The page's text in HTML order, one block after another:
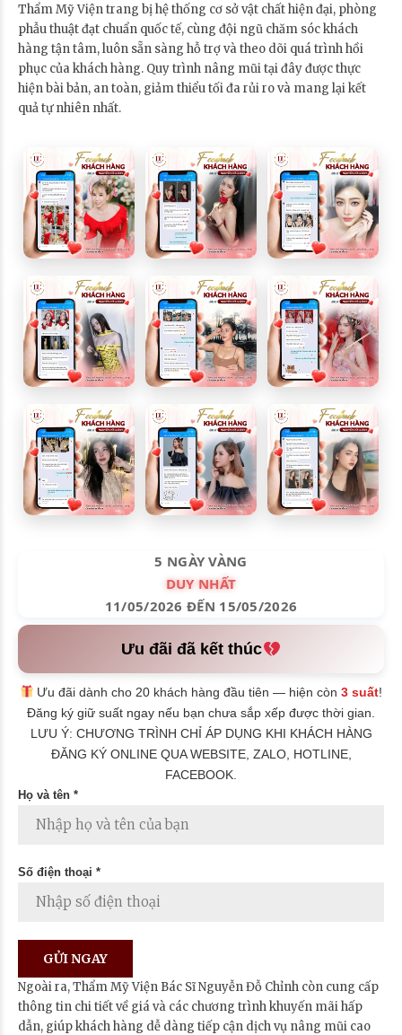
Thẩm Mỹ Viện trang bị hệ thống cơ sở vật chất hiện đại, phòng
phẫu thuật đạt chuẩn quốc tế, cùng đội ngũ chăm sóc khách
hàng tận tâm, luôn sẵn sàng hỗ trợ và theo dõi quá trình hồi
phục của khách hàng. Quy trình nâng mũi tại đây được thực
hiện bài bản, an toàn, giảm thiểu tối đa rủi ro và mang lại kết
quả tự nhiên nhất.
5 NGÀY VÀNG
DUY NHẤT
11/05/2026 ĐẾN 15/05/2026
Ưu đãi đã kết thúc
Ưu đãi dành cho 20 khách hàng đầu tiên — hiện còn3 suất!
Đăng ký giữ suất ngay nếu bạn chưa sắp xếp được thời gian.
LƯU Ý: CHƯƠNG TRÌNH CHỈ ÁP DỤNG KHI KHÁCH HÀNG
ĐĂNG KÝ ONLINE QUA WEBSITE, ZALO, HOTLINE,
FACEBOOK.
Họ và tên *
Số điện thoại *
Ngoài ra, Thẩm Mỹ Viện Bác Sĩ Nguyễn Đỗ Chỉnh còn cung cấp
thông tin chi tiết về giá và các chương trình khuyến mãi hấp
dẫn, giúp khách hàng dễ dàng tiếp cận dịch vụ nâng mũi cao